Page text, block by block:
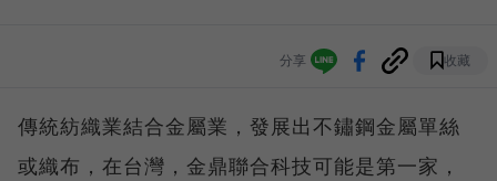
分享 收藏
傳統紡織業結合金屬業，發展出不鏽鋼金屬單絲
或織布，在台灣，金鼎聯合科技可能是第一家，